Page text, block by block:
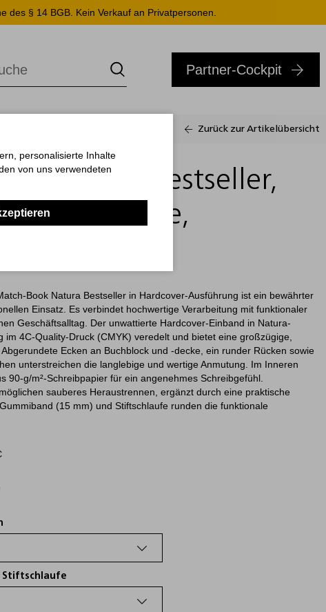
§ 14 BGB. Kein Verkauf an Privatpersonen.
Partner-Cockpit
Zurück zur Artikelübersicht
Natura Bestseller,
Creme,
gelb
Book Natura Bestseller in Hardcover-Ausführung ist ein bewährter
Einsatz. Es verbindet hochwertige Verarbeitung mit funktionaler
Geschäftsalltag. Der unwattierte Hardcover-Einband in Natura-
im 4C-Quality-Druck (CMYK) veredelt und bietet eine großzügige,
Ecken an Buchblock und -decke, ein runder Rücken sowie
unterstreichen die langlebige und wertige Anmutung. Im Inneren
90-g/m²-Schreibpapier für ein angenehmes Schreibgefühl.
sauberes Heraustrennen, ergänzt durch eine praktische
(15 mm) und Stiftschlaufe runden die funktionale
Stiftschlaufe
personalisierte Inhalte
von uns verwendeten